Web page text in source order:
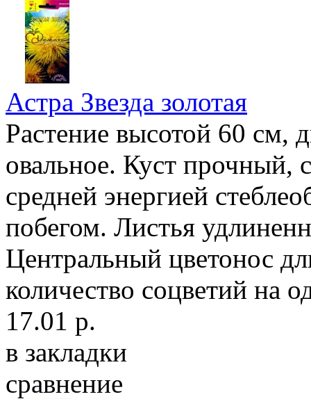
Астра Звезда золотая
Растение высотой 60 см,
овальное. Куст прочный,
средней энергией
побегом. Листья
Центральный цветонос
количество соцветий на
17.01 р.
в закладки
сравнение